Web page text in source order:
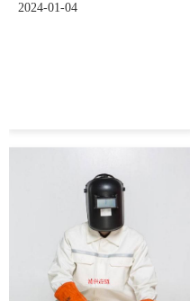
2024-01-04